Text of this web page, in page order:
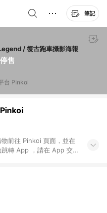
筆記
售
/ 復古跑車攝影海報
台 Pinkoi
前往 Pinkoi 頁面，並在
轉 App ，請在 App 交
如首購優惠，P coins，
。 6. APP 請更新至